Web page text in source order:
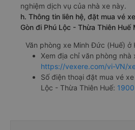
nghiệm dịch vụ của nhà xe này.
h. Thông tin liên hệ, đặt mua vé
Gòn đi Phú Lộc - Thừa Thiên Huế
Văn phòng xe Minh Đức (Huế) ở
Xem địa chỉ văn phòng nhà
https://vexere.com/vi-VN/
Số điện thoại đặt mua vé
Lộc - Thừa Thiên Huế: